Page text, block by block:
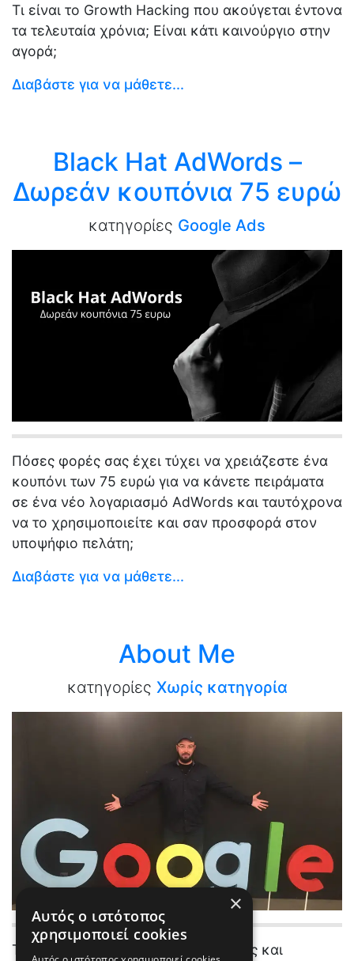
Τι είναι το Growth Hacking που ακούγεται έντονα
τα τελευταία χρόνια; Είναι κάτι καινούργιο στην
αγορά;
Διαβάστε για να μάθετε...
Black Hat AdWords –
Δωρεάν κουπόνια 75 ευρώ
κατηγορίες Google Ads
Πόσες φορές σας έχει τύχει να χρειάζεστε ένα
κουπόνι των 75 ευρώ για να κάνετε πειράματα
σε ένα νέο λογαριασμό AdWords και ταυτόχρονα
να το χρησιμοποιείτε και σαν προσφορά στον
υποψήφιο πελάτη;
Διαβάστε για να μάθετε...
About Me
κατηγορίες Χωρίς κατηγορία
Το όνομα μου είναι Αλέξιος Τσόγκας και
×
Αυτός ο ιστότοπος
χρησιμοποιεί cookies